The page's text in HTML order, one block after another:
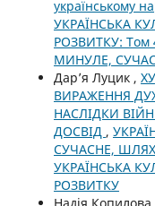
українському
УКРАЇНСЬКА
РОЗВИТКУ: Том
МИНУЛЕ,
Дар’я Луцик ,
ВИРАЖЕННЯ
НАСЛІДКИ
ДОСВІД ,
СУЧАСНЕ,
УКРАЇНСЬКА
РОЗВИТКУ